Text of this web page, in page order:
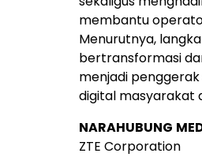
membantu
Menurutnya,
bertransformasi
menjadi
digital masyarakat
NARAHUBUNG
ZTE Corporation